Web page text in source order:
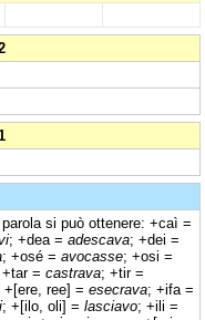
si può ottenere: +caì =
; +dea = adescava; +dei =
; +osé = avocasse; +osi =
+tar = castrava; +tir =
+[ere, ree] = esecrava; +ifa =
; +[ilo, oli] = lasciavo; +ili =